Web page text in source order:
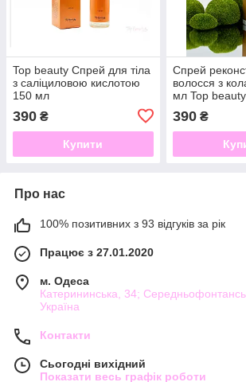
Top beauty Спрей для тіла
з саліциловою кислотою
150 мл
390 ₴
Купити
Спрей
волосся з
мл Top
390₴
Про нас
100% позитивних з 93 відгуків за рік
Працює з 27.01.2020
м. Одеса
Катерининська, 34;
Україна
Контакти
Сьогодні вихідний
Показати весь графік роботи